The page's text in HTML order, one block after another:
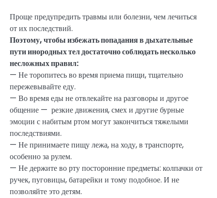
Проще предупредить травмы или болезни, чем лечиться
от их последствий.
Поэтому, чтобы избежать попадания в дыхательные
пути инородных тел достаточно соблюдать несколько
несложных правил:
— Не торопитесь во время приема пищи, тщательно
пережевывайте еду.
— Во время еды не отвлекайте на разговоры и другое
общение — резкие движения, смех и другие бурные
эмоции с набитым ртом могут закончиться тяжелыми
последствиями.
— Не принимаете пищу лежа, на ходу, в транспорте,
особенно за рулем.
— Не держите во рту посторонние предметы: колпачки от
ручек, пуговицы, батарейки и тому подобное. И не
позволяйте это детям.